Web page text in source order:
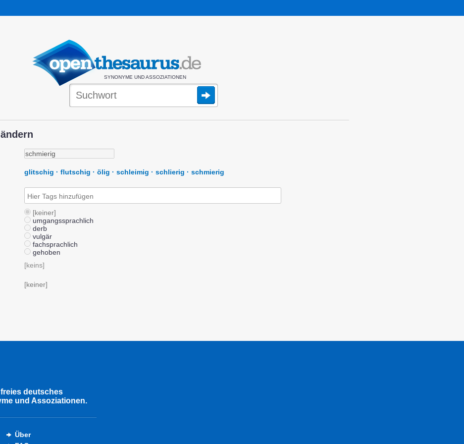
SYNONYME UND ASSOZIATIONEN
glitschig · flutschig · ölig · schleimig · schlierig · schmierig
[keiner]
umgangssprachlich
derb
vulgär
fachsprachlich
gehoben
[keins]
[keiner]
deutsches
und Assoziationen.
Über